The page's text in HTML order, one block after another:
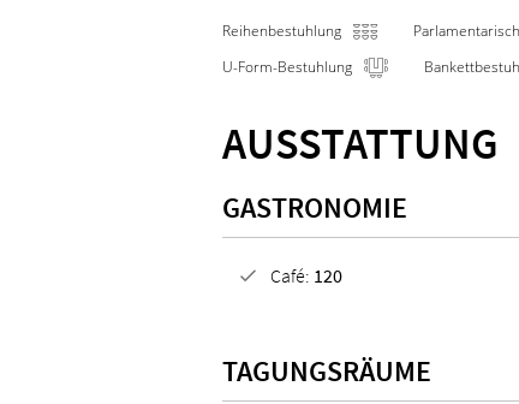
Reihenbestuhlung
U-Form-Bestuhlung
AUSSTATTUNG
GASTRONOMIE
Café: 120
TAGUNGSRÄUME